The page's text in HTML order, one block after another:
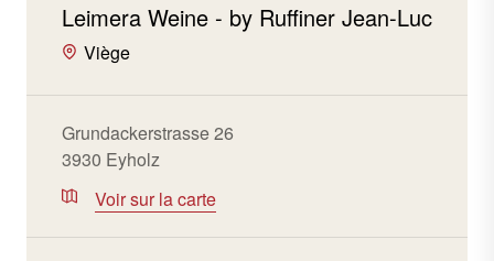
Leimera Weine - by Ruffiner Jean-Luc
Viège
Grundackerstrasse 26
3930 Eyholz
Voir sur la carte